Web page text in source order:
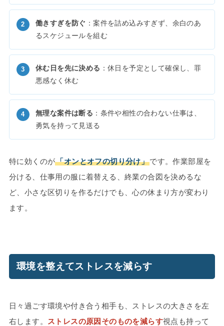
働きすぎを防ぐ ：案件を詰め込みすぎず、余白のあ
るスケジュールを組む
休む日を先に決める ：休日を予定として確保し、罪
悪感なく休む
無理な案件は断る ：条件や相性の合わない仕事は、
勇気を持って見送る
特に効くのが「オンとオフの切り分け」です。作業部屋を
分ける、仕事用の服に着替える、終業の合図を決めるな
ど、小さな区切りを作るだけでも、心の休まり方が変わり
ます。
環境を整えてストレスを減らす
日々過ごす環境や付き合う相手も、ストレスの大きさを左
右します。
ストレスの原因そのものを減らす視点も持って